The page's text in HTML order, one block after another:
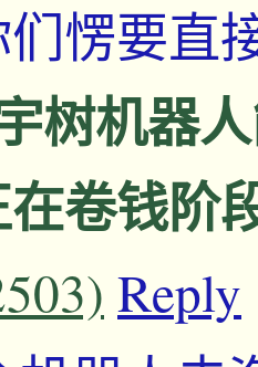
愣要直
树机器
卷钱阶
Reply